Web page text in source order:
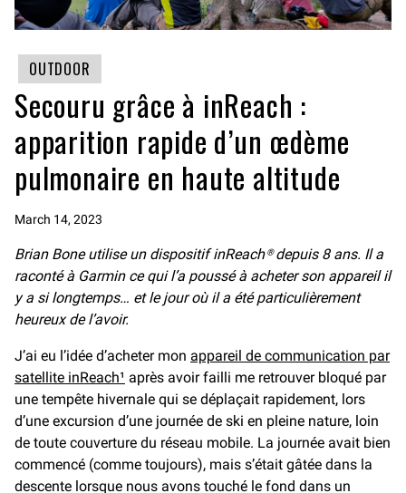
OUTDOOR
Secouru grâce à inReach :
apparition rapide d’un œdème
pulmonaire en haute altitude
March 14, 2023
Brian Bone utilise un dispositif inReach® depuis 8 ans. Il a
raconté à Garmin ce qui l’a poussé à acheter son appareil il
y a si longtemps… et le jour où il a été particulièrement
heureux de l’avoir.
J’ai eu l’idée d’acheter mon appareil de communication par
satellite inReach¹ après avoir failli me retrouver bloqué par
une tempête hivernale qui se déplaçait rapidement, lors
d’une excursion d’une journée de ski en pleine nature, loin
de toute couverture du réseau mobile. La journée avait bien
commencé (comme toujours), mais s’était gâtée dans la
descente lorsque nous avons touché le fond dans un